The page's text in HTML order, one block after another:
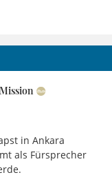
in Ankara
als Fürsprecher